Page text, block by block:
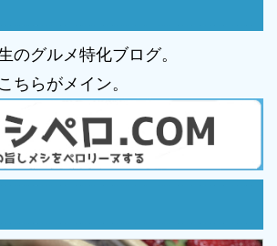
グルメ特化ブログ。
ちらがメイン。